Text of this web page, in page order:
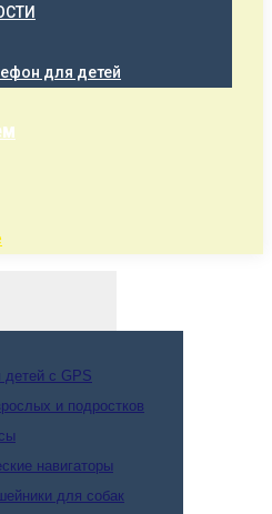
для детей
с GPS
и подростков
навигаторы
для собак